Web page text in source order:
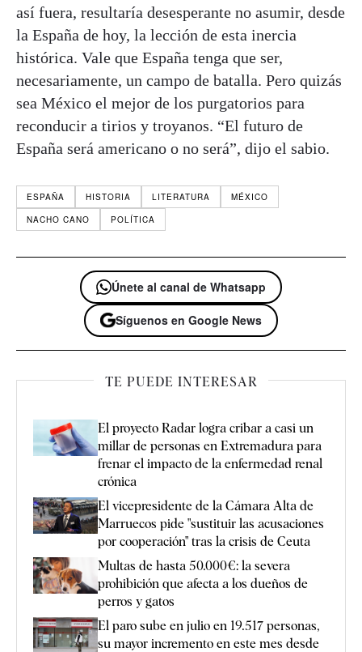
así fuera, resultaría desesperante no asumir, desde
la España de hoy, la lección de esta inercia
histórica. Vale que España tenga que ser,
necesariamente, un campo de batalla. Pero quizás
sea México el mejor de los purgatorios para
reconducir a tirios y troyanos. “El futuro de
España será americano o no será”, dijo el sabio.
ESPAÑA HISTORIA LITERATURA
MÉXICO
NACHO CANO
POLÍTICA
Únete al canal de Whatsapp
Síguenos en Google News
TE PUEDE INTERESAR
El proyecto Radar logra cribar a casi un
millar de personas en Extremadura para
frenar el impacto de la enfermedad renal
crónica
El vicepresidente de la Cámara Alta de
Marruecos pide "sustituir las acusaciones
por cooperación" tras la crisis de Ceuta
Multas de hasta 50.000€: la severa
prohibición que afecta a los dueños de
perros y gatos
El paro sube en julio en 19.517 personas,
su mayor incremento en este mes desde